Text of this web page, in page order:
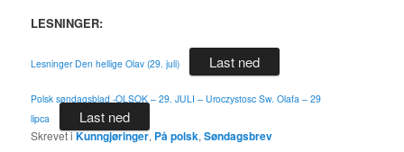
LESNINGER:
Lesninger Den hellige Olav (29. juli) Last ned
Polsk søndagsblad -OLSOK – 29. JULI – Uroczystosc Sw. Olafa – 29
lipca
Last ned
Skrevet iKunngjøringer, På polsk,Søndagsbrev